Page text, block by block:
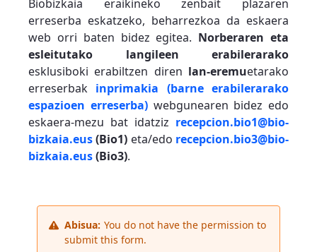
Biobizkaia eraikineko zenbait plazaren
erreserba eskatzeko, beharrezkoa da eskaera
web orri baten bidez egitea. Norberaren eta
esleitutako langileen erabilerarako
esklusiboki erabiltzen diren lan-eremuetarako
erreserbak inprimakia (barne erabilerarako
espazioen erreserba)webgunearen bidez edo
eskaera-mezu bat idatziz recepcion.bio1@bio-
bizkaia.eus(Bio1) eta/edo recepcion.bio3@bio-
bizkaia.eus(Bio3).
Abisua: You do not have the permission to
submit this form.